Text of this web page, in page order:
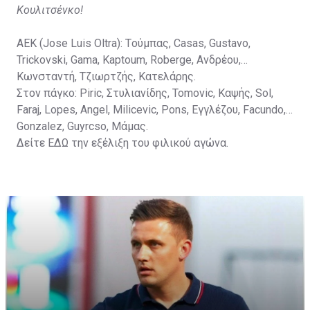
Κουλιτσένκο!
ΑΕΚ (Jose Luis Oltra): Tούμπας, Casas, Gustavo,
Trickovski, Gama, Κaptoum, Roberge, Aνδρέου,
Κωνσταντή, Τζιωρτζής, Κατελάρης.
Στον πάγκο: Piric, Στυλιανίδης, Tomovic, Καψής, Sol,
Faraj, Lopes, Angel, Milicevic, Pons, Εγγλέζου, Facundo,
Gonzalez, Guyrcso, Μάμας.
Δείτε ΕΔΩ την εξέλιξη του φιλικού αγώνα.